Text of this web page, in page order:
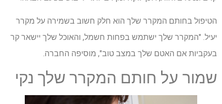
הטיפול בחותם המקרר שלך הוא חלק חשוב בשמירה על מקרר
יעיל. "המקרר שלך ישתמש בפחות חשמל, והאוכל שלך יישאר קר
בעקביות אם האטם שלך במצב טוב", מוסיפה החברה.
שמור על חותם המקרר שלך נקי